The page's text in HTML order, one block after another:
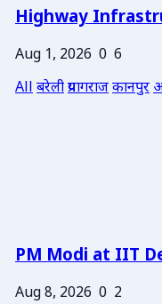
Highway
Aug 1, 2026 0 6
Allबरेलीप्रयागराजकानपुर
PM Modi at IIT
Aug 8, 2026 0 2